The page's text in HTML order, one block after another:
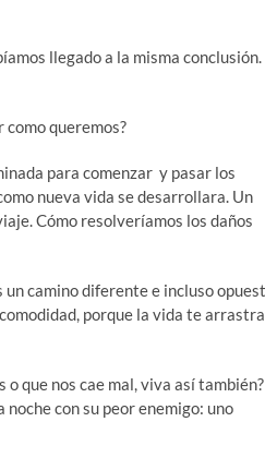
llegado a la misma conclusión.
queremos?
para comenzar y pasar los
nueva vida se desarrollara. Un
Cómo resolveríamos los daños
un camino diferente e incluso
porque la vida te
o que nos cae mal, viva así también?
con su peor enemigo: uno